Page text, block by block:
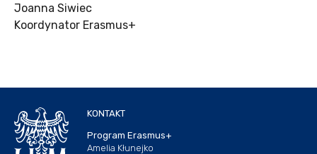
Joanna Siwiec
Koordynator Erasmus+
KONTAKT
Program Erasmus+
Amelia Kłunejko